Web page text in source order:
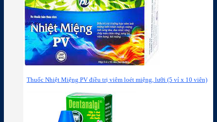
Thuốc Nhiệt Miệng PV điều trị viêm loét miệng, lưỡi (5 vỉ x 10 viên)